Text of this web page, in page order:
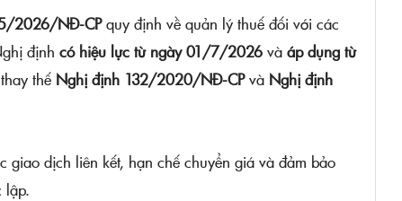
2026/NĐ-CPquy định về quản lý thuế đối với các
định có hiệu lực từ ngày 01/7/2026 và áp dụng từ
thế Nghị định 132/2020/NĐ-CPvà Nghị định
dịch liên kết, hạn chế chuyển giá và đảm bảo
lập.